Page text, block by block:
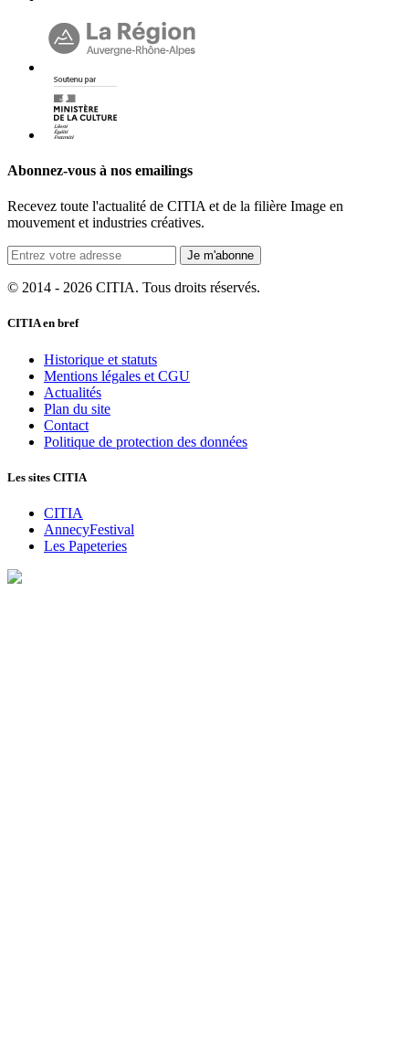
Abonnez-vous à nos emailings
Recevez toute l'actualité de CITIA et de la filière Image en
mouvement et industries créatives.
Je m'abonne
© 2014 - 2026 CITIA. Tous droits réservés.
CITIA en bref
Historique et statuts
Mentions légales et CGU
Actualités
Plan du site
Contact
Politique de protection des données
Les sites CITIA
CITIA
AnnecyFestival
Les Papeteries